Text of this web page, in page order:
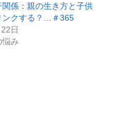
関係：親の生き方と子供
ンクする？…＃365
日
悩み